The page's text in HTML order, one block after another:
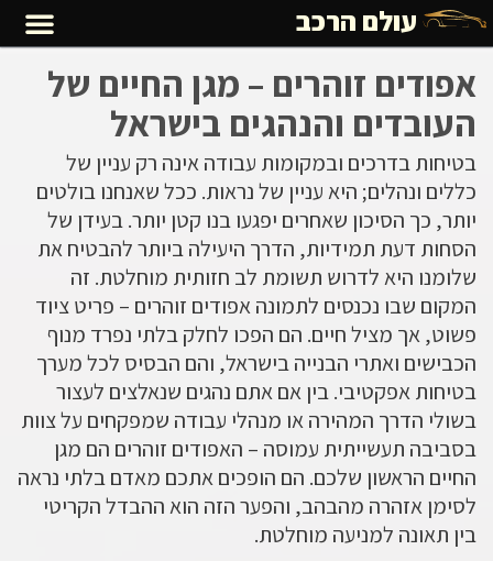
עולם הרכב
אפודים זוהרים – מגן החיים של
העובדים והנהגים בישראל
בטיחות בדרכים ובמקומות עבודה אינה רק עניין של
כללים ונהלים; היא עניין של נראות. ככל שאנחנו בולטים
יותר, כך הסיכון שאחרים יפגעו בנו קטן יותר. בעידן של
הסחות דעת תמידיות, הדרך היעילה ביותר להבטיח את
שלומנו היא לדרוש תשומת לב חזותית מוחלטת. זה
המקום שבו נכנסים לתמונהאפודים זוהרים – פריט ציוד
פשוט, אך מציל חיים. הם הפכו לחלק בלתי נפרד מנוף
הכבישים ואתרי הבנייה בישראל, והם הבסיס לכל מערך
בטיחות אפקטיבי. בין אם אתם נהגים שנאלצים לעצור
בשולי הדרך המהירה או מנהלי עבודה שמפקחים על צוות
בסביבה תעשייתית עמוסה – האפודים זוהרים הם מגן
החיים הראשון שלכם. הם הופכים אתכם מאדם בלתי נראה
לסימן אזהרה מהבהב, והפער הזה הוא ההבדל הקריטי
בין תאונה למניעה מוחלטת.